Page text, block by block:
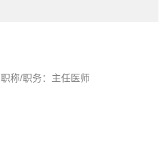
姓名：熊世江 职称/职务：主任医师